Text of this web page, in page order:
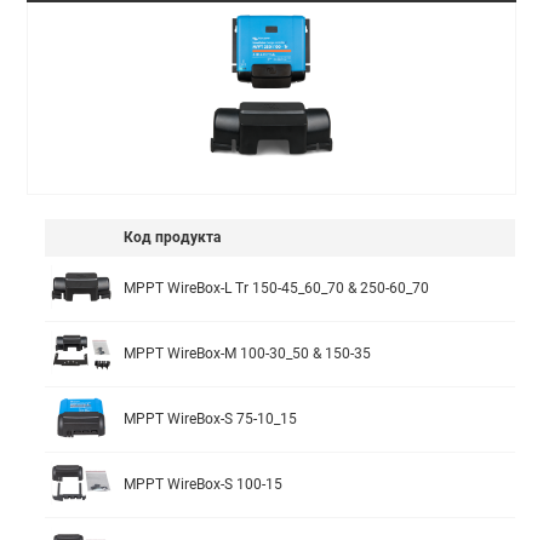
Код продукта
MPPT WireBox-L Tr 150-45_60_70 & 250-60_70
MPPT WireBox-M 100-30_50 & 150-35
MPPT WireBox-S 75-10_15
MPPT WireBox-S 100-15